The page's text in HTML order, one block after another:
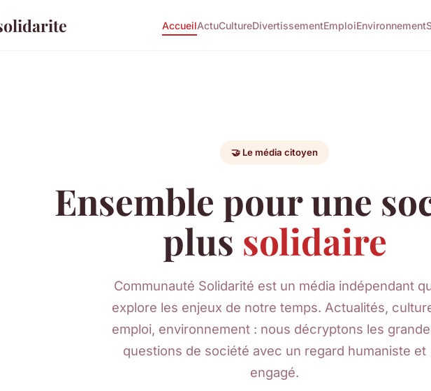
AccueilActuCultureDivertissementEmploiEnvironnement
🤝 Le média citoyen
Ensemble pour une
plus solidaire
Communauté Solidarité est un média indépendant
explore les enjeux de notre temps. Actualités,
emploi, environnement : nous décryptons les
questions de société avec un regard humaniste et
engagé.